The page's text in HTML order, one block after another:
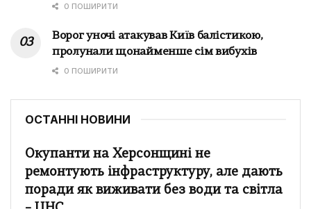
0 ПОШИРИТИ
Ворог уночі атакував Київ балістикою,
пролунали щонайменше сім вибухів
0 ПОШИРИТИ
ОСТАННІ НОВИНИ
Окупанти на Херсонщині не
ремонтують інфраструктуру, але дають
поради як виживати без води та світла